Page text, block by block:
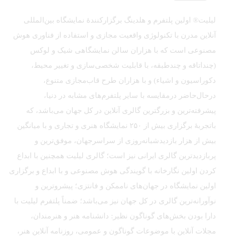
لیلیت® اولین پلتفرم و هلدینگ برگزارکنندهٔ نمایشگاه بین‌المللی
آنلاین مدرن با تکنولوژی واقعیت مجازی و استفاده از فناوری هوش
مصنوعی است که با هزاران سالن نمایشگاهی شیک و لوکس
(چنداتاقه و چندطبقه، با قابلیت شخصی‌سازی و تغییر محیط،
دکوراسیون و اشیاء) و با هزاران طرح قاب‌مجازی متنوع،
درحال‌حاضر درمقایسه با سایر پلتفرم‌های مشابه در دنیا،
پیشرفته‌ترین و بزرگترین گالری آنلاین در کل جهان می‌باشد، که
باتجربهٔ برگزاری بیش از ۲۵۰ نمایشگاه هنری و تجاری و با میانگین
بیش از هزار بازدیدشبانه‌روزی از سراسرجهان، موفق‌ترین و
پربازدیدترین گالری ایرانی نیز است؛ گالری لیلیت همچنین با ابداع
کردن اولین نگارخانه با گویندگی هوش مصنوعی و با ابداع و برگزاری
اولین نمایشگاه در جهان‌های ناممکن و فانتزی؛ پیشروترین و
نوآورانه‌ترین گالری در کل جهان نیز می‌باشد؛ ضمناً پلتفرم لیلیت با
دارا بودن بخش‌های گوناگون نظیر: دانشنامه هنر و هنرمندان،
مجلات آنلاین با موضوعات گوناگون و عمومی، روزنامه آنلاین هنر،